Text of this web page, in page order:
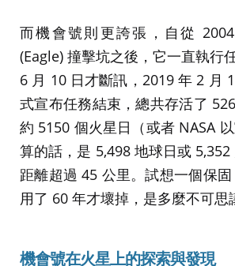
而機會號則更誇張，自從
(Eagle) 撞擊坑之後，它一直執行
6 月 10 日才斷訊，2019 年 2 月
式宣布任務結束，總共存活了
約 5150 個火星日（或者 NASA
算的話，是 5,498 地球日或
距離超過 45 公里。試想一個保
用了 60 年才壞掉，是多麼不可思
機會號在火星上的探索與發現